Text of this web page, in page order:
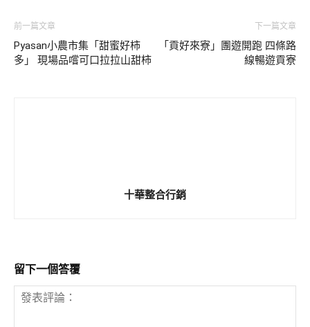
前一篇文章
Pyasan小農市集「甜蜜好柿
多」 現場品嚐可口拉拉山甜柿
下一篇文章
「貢好來寮」團遊開跑 四條路
線暢遊貢寮
十華整合行銷
留下一個答覆